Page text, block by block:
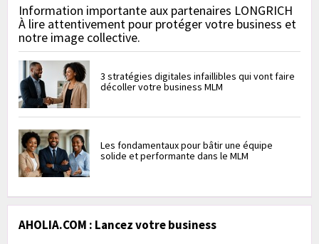
Information importante aux partenaires LONGRICH
À lire attentivement pour protéger votre business et
notre image collective.
3 stratégies digitales infaillibles qui vont faire
décoller votre business MLM
Les fondamentaux pour bâtir une équipe
solide et performante dans le MLM
AHOLIA.COM : Lancez votre business